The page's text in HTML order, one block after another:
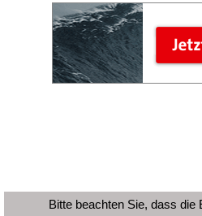
Bitte beachten Sie, dass die